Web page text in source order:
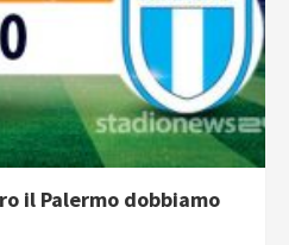
il Palermo dobbiamo